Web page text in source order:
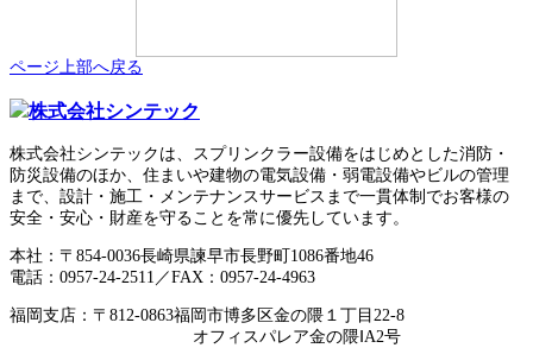
ページ上部へ戻る
株式会社シンテックは、スプリンクラー設備をはじめとした消防・
防災設備のほか、住まいや建物の電気設備・弱電設備やビルの管理
まで、設計・施工・メンテナンスサービスまで一貫体制でお客様の
安全・安心・財産を守ることを常に優先しています。
本社：〒854-0036長崎県諫早市長野町1086番地46
電話：0957-24-2511／FAX：0957-24-4963
福岡支店：〒812-0863福岡市博多区金の隈１丁目22-8
オフィスパレア金の隈ⅠA2号